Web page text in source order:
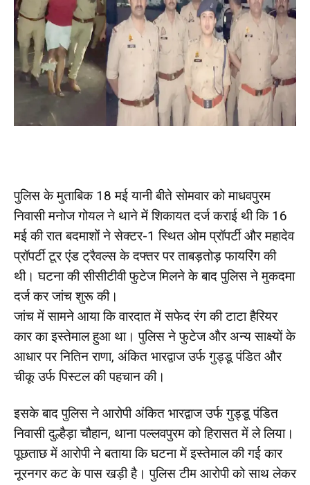
पुलिस के मुताबिक 18 मई यानी बीते सोमवार को माधवपुरम
निवासी मनोज गोयल ने थाने में शिकायत दर्ज कराई थी कि 16
मई की रात बदमाशों ने सेक्टर-1 स्थित ओम प्रॉपर्टी और महादेव
प्रॉपर्टी टूर एंड ट्रैवल्स के दफ्तर पर ताबड़तोड़ फायरिंग की
थी। घटना की सीसीटीवी फुटेज मिलने के बाद पुलिस ने मुकदमा
दर्ज कर जांच शुरू की।
जांच में सामने आया कि वारदात में सफेद रंग की टाटा हैरियर
कार का इस्तेमाल हुआ था। पुलिस ने फुटेज और अन्य साक्ष्यों के
आधार पर नितिन राणा, अंकित भारद्वाज उर्फ गुड्डू पंडित और
चीकू उर्फ पिस्टल की पहचान की।
इसके बाद पुलिस ने आरोपी अंकित भारद्वाज उर्फ गुड्डू पंडित
निवासी दुल्हैड़ा चौहान, थाना पल्लवपुरम को हिरासत में ले लिया।
पूछताछ में आरोपी ने बताया कि घटना में इस्तेमाल की गई कार
नूरनगर कट के पास खड़ी है। पुलिस टीम आरोपी को साथ लेकर